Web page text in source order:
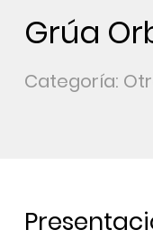
Grúa
Categoría: